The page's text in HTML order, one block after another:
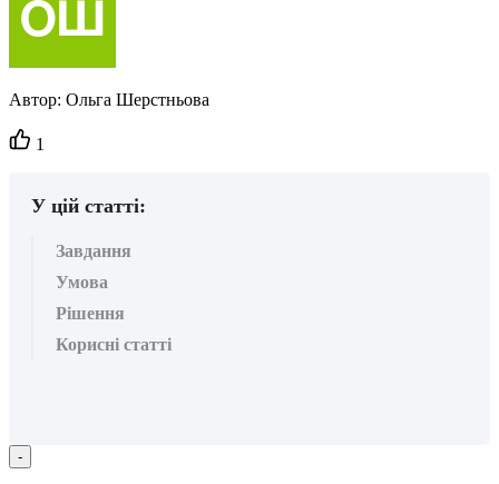
Автор: Ольга Шерстньова
Кількість
вподобайок:
1
У цій статті:
Завдання
Умова
Рішення
Корисні статті
-